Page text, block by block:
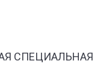
СПЕЦИАЛЬНАЯ